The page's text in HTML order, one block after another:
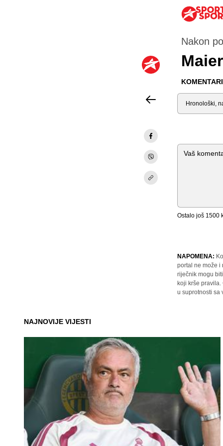
Nakon
Sortiraj
Komentar
Ostalo još 1500
NAPOMENA:
portal ne može i
riječnik mogu
koji krše
u suprotnosti sa
NAJNOVIJE VIJESTI